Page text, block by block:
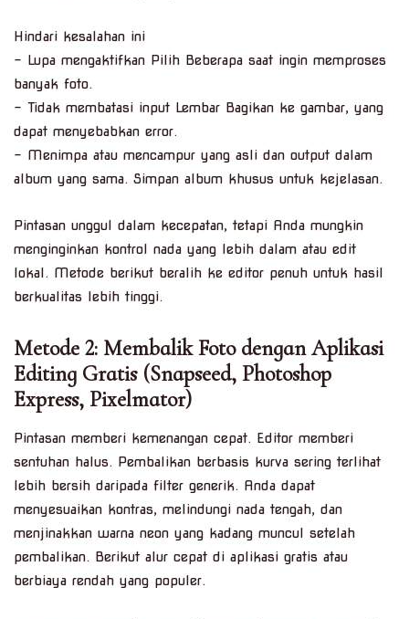
Hindari kesalahan ini
– Lupa mengaktifkan Pilih Beberapa saat ingin memproses
banyak foto.
– Tidak membatasi input Lembar Bagikan ke gambar, yang
dapat menyebabkan error.
– Menimpa atau mencampur yang asli dan output dalam
album yang sama. Simpan album khusus untuk kejelasan.
Pintasan unggul dalam kecepatan, tetapi Anda mungkin
menginginkan kontrol nada yang lebih dalam atau edit
lokal. Metode berikut beralih ke editor penuh untuk hasil
berkualitas lebih tinggi.
Metode 2: Membalik Foto dengan Aplikasi
Editing Gratis (Snapseed, Photoshop
Express, Pixelmator)
Pintasan memberi kemenangan cepat. Editor memberi
sentuhan halus. Pembalikan berbasis kurva sering terlihat
lebih bersih daripada filter generik. Anda dapat
menyesuaikan kontras, melindungi nada tengah, dan
menjinakkan warna neon yang kadang muncul setelah
pembalikan. Berikut alur cepat di aplikasi gratis atau
berbiaya rendah yang populer.